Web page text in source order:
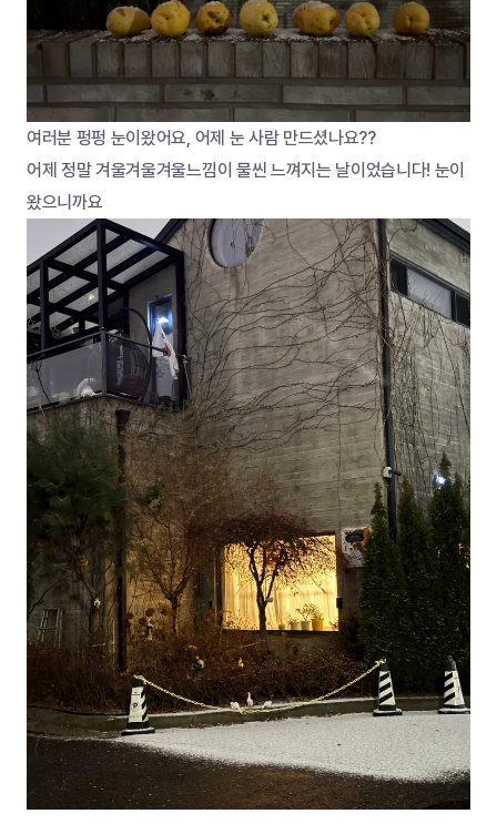
여러분 펑펑 눈이왔어요, 어제 눈 사람 만드셨나요??
어제 정말 겨울겨울겨울느낌이 물씬 느껴지는 날이었습니다! 눈이
왔으니까요